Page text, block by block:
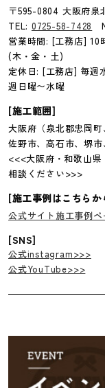
〒595-0804 大阪府
TEL: 0725-58-7428
営業時間: [工務店]
(木・金・土)
定休日: [工務店] 毎
週日曜〜水曜
[施工範囲]
大阪府（泉北郡忠岡
佐野市、高石市、堺市
<<<大阪府・和歌山
相談ください>>>
[施工事例はこちらか
公式サイト施工事例
[SNS]
公式instagram>>>
公式YouTube>>>